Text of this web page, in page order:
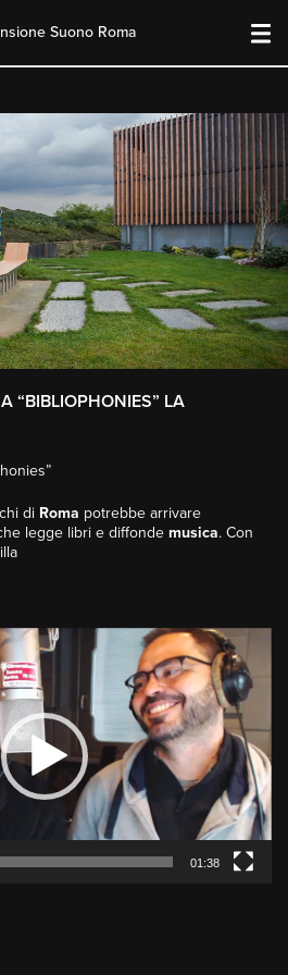
Suono Roma
“BIBLIOPHONIES” LA
di Roma potrebbe arrivare
legge libri e diffonde musica. Con
01:38